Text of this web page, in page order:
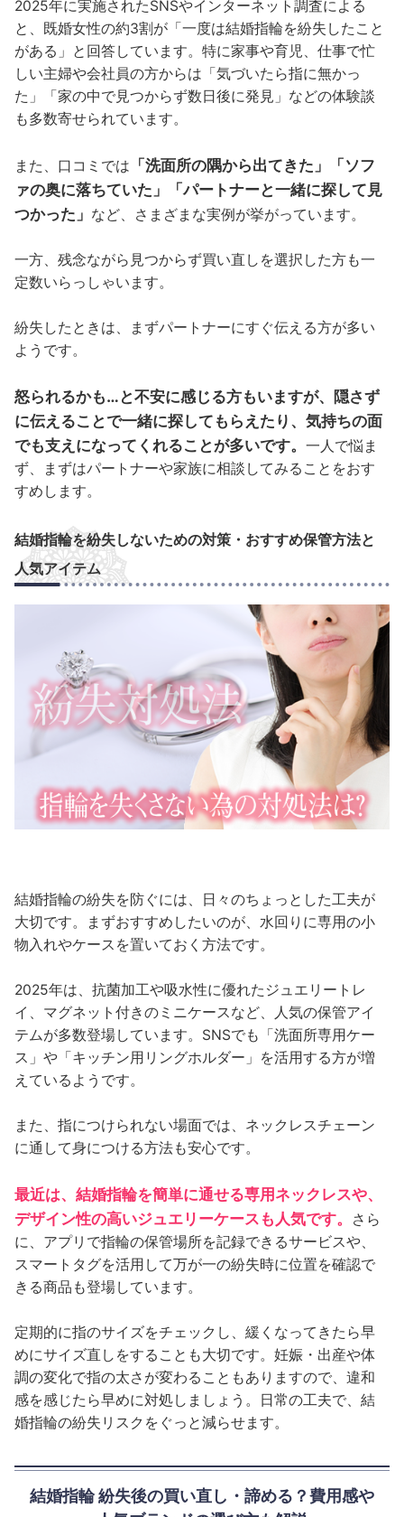
2025年に実施されたSNSやインターネット調査による
と、既婚女性の約3割が「一度は結婚指輪を紛失したこと
がある」と回答しています。特に家事や育児、仕事で忙
しい主婦や会社員の方からは「気づいたら指に無かっ
た」「家の中で見つからず数日後に発見」などの体験談
も多数寄せられています。
また、口コミでは 「洗面所の隅から出てきた」「ソフ
ァの奥に落ちていた」「パートナーと一緒に探して見
つかった」 など、さまざまな実例が挙がっています。
一方、残念ながら見つからず買い直しを選択した方も一
定数いらっしゃいます。
紛失したときは、まずパートナーにすぐ伝える方が多い
ようです。
怒られるかも…と不安に感じる方もいますが、隠さず
に伝えることで一緒に探してもらえたり、気持ちの面
でも支えになってくれることが多いです。一人で悩ま
ず、まずはパートナーや家族に相談してみることをおす
すめします。
結婚指輪を紛失しないための対策・おすすめ保管方法と
人気アイテム
結婚指輪の紛失を防ぐには、日々のちょっとした工夫が
大切です。まずおすすめしたいのが、水回りに専用の小
物入れやケースを置いておく方法です。
2025年は、抗菌加工や吸水性に優れたジュエリートレ
イ、マグネット付きのミニケースなど、人気の保管アイ
テムが多数登場しています。SNSでも「洗面所専用ケー
ス」や「キッチン用リングホルダー」を活用する方が増
えているようです。
また、指につけられない場面では、ネックレスチェーン
に通して身につける方法も安心です。
最近は、結婚指輪を簡単に通せる専用ネックレスや、
デザイン性の高いジュエリーケースも人気です。
さら
に、アプリで指輪の保管場所を記録できるサービスや、
スマートタグを活用して万が一の紛失時に位置を確認で
きる商品も登場しています。
定期的に指のサイズをチェックし、緩くなってきたら早
めにサイズ直しをすることも大切です。妊娠・出産や体
調の変化で指の太さが変わることもありますので、違和
感を感じたら早めに対処しましょう。日常の工夫で、結
婚指輪の紛失リスクをぐっと減らせます。
結婚指輪 紛失後の買い直し・諦める？費用感や